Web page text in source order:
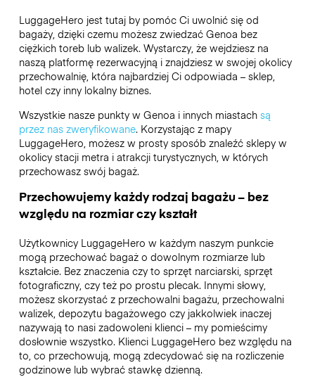
LuggageHero jest tutaj by pomóc Ci uwolnić się od
bagaży, dzięki czemu możesz zwiedzać Genoa bez
ciężkich toreb lub walizek. Wystarczy, że wejdziesz na
naszą platformę rezerwacyjną i znajdziesz w swojej okolicy
przechowalnię, która najbardziej Ci odpowiada – sklep,
hotel czy inny lokalny biznes.
Wszystkie nasze punkty w Genoa i innych miastach są
przez nas zweryfikowane. Korzystając z mapy
LuggageHero, możesz w prosty sposób znaleźć sklepy w
okolicy stacji metra i atrakcji turystycznych, w których
przechowasz swój bagaż.
Przechowujemy każdy rodzaj bagażu – bez
względu na rozmiar czy kształt
Użytkownicy LuggageHero w każdym naszym punkcie
mogą przechować bagaż o dowolnym rozmiarze lub
kształcie. Bez znaczenia czy to sprzęt narciarski, sprzęt
fotograficzny, czy też po prostu plecak. Innymi słowy,
możesz skorzystać z przechowalni bagażu, przechowalni
walizek, depozytu bagażowego czy jakkolwiek inaczej
nazywają to nasi zadowoleni klienci – my pomieścimy
dosłownie wszystko. Klienci LuggageHero bez względu na
to, co przechowują, mogą zdecydować się na rozliczenie
godzinowe lub wybrać stawkę dzienną.